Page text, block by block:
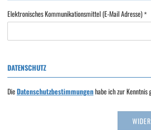
Elektronisches Kommunikationsmittel (E-Mail Adresse)
DATENSCHUTZ
DieDatenschutzbestimmungenhabe ich zur Kenntnis